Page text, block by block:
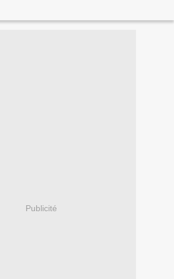
Publicité